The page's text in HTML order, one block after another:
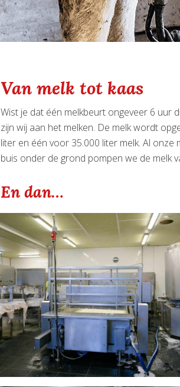
Van melk tot kaas
Wist je dat één melkbeurt ongeveer 6 uur
zijn wij aan het melken. De melk wordt
liter en één voor 35.000 liter melk. Al onze
buis onder de grond pompen we de melk
En dan…